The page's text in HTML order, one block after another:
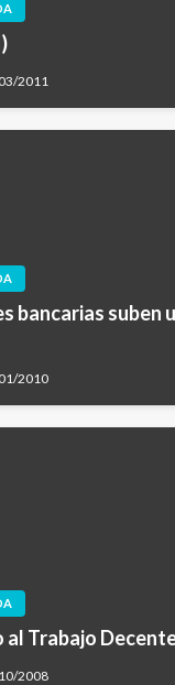
2011
bancarias suben
2010
al Trabajo
2008